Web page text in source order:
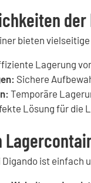
bieten
Lagerung
Sichere
Temporäre
Lösung für die
Digando ist einfach